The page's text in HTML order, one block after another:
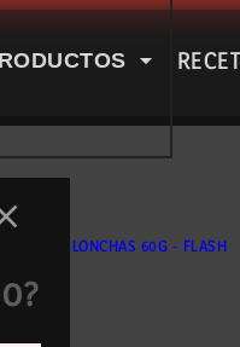
EN
SALAMI LONCHAS 60G - FLASH